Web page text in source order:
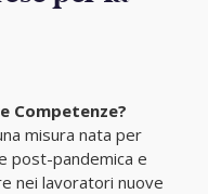
Competenze?
misura nata per
post-pandemica e
nei lavoratori nuove